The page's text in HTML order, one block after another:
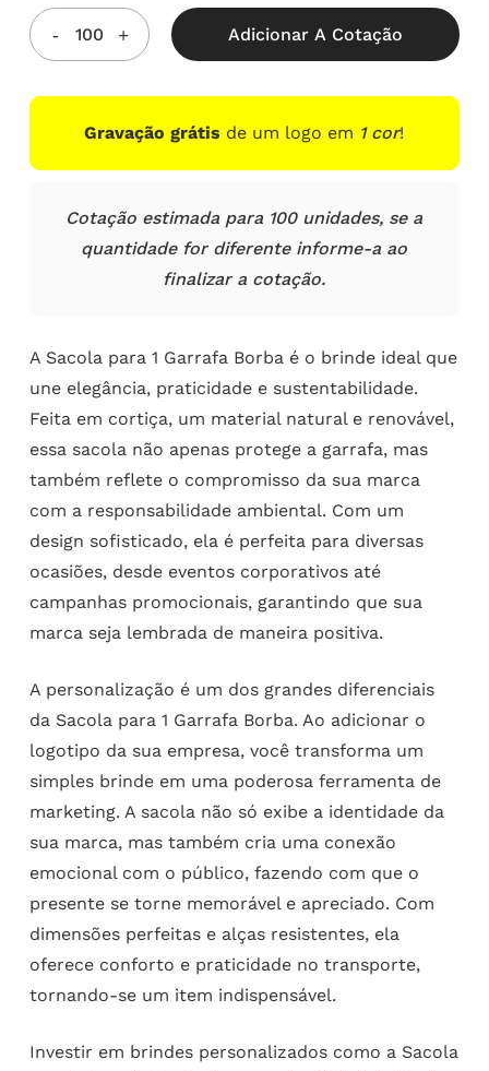
5.00de
5, com
baseado
em
clientes
Adicionar A Cotação
Gravação grátis de um logo em 1 cor!
Cotação estimada para 100 unidades, se a
quantidade for diferente informe-a ao
finalizar a cotação.
A Sacola para 1 Garrafa Borba é o brinde ideal que
une elegância, praticidade e sustentabilidade.
Feita em cortiça, um material natural e renovável,
essa sacola não apenas protege a garrafa, mas
também reflete o compromisso da sua marca
com a responsabilidade ambiental. Com um
design sofisticado, ela é perfeita para diversas
ocasiões, desde eventos corporativos até
campanhas promocionais, garantindo que sua
marca seja lembrada de maneira positiva.
A personalização é um dos grandes diferenciais
da Sacola para 1 Garrafa Borba. Ao adicionar o
logotipo da sua empresa, você transforma um
simples brinde em uma poderosa ferramenta de
marketing. A sacola não só exibe a identidade da
sua marca, mas também cria uma conexão
emocional com o público, fazendo com que o
presente se torne memorável e apreciado. Com
dimensões perfeitas e alças resistentes, ela
oferece conforto e praticidade no transporte,
tornando-se um item indispensável.
Investir em brindes personalizados como a Sacola